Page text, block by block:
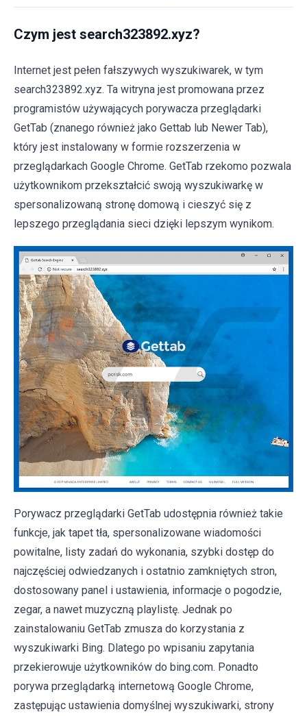
Czym jest search323892.xyz?
Internet jest pełen fałszywych wyszukiwarek, w tym
search323892.xyz. Ta witryna jest promowana przez
programistów używających porywacza przeglądarki
GetTab (znanego również jako Gettab lub Newer Tab),
który jest instalowany w formie rozszerzenia w
przeglądarkach Google Chrome. GetTab rzekomo pozwala
użytkownikom przekształcić swoją wyszukiwarkę w
spersonalizowaną stronę domową i cieszyć się z
lepszego przeglądania sieci dzięki lepszym wynikom.
Porywacz przeglądarki GetTab udostępnia również takie
funkcje, jak tapet tła, spersonalizowane wiadomości
powitalne, listy zadań do wykonania, szybki dostęp do
najczęściej odwiedzanych i ostatnio zamkniętych stron,
dostosowany panel i ustawienia, informacje o pogodzie,
zegar, a nawet muzyczną playlistę. Jednak po
zainstalowaniu GetTab zmusza do korzystania z
wyszukiwarki Bing. Dlatego po wpisaniu zapytania
przekierowuje użytkowników do bing.com. Ponadto
porywa przeglądarką internetową Google Chrome,
zastępując ustawienia domyślnej wyszukiwarki, strony